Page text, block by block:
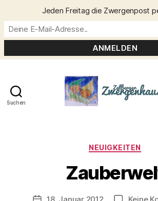
Suchen
Kategorien
NEUIGKEITEN
V
n
C
h
Jeden Freitag die Zwergenpost